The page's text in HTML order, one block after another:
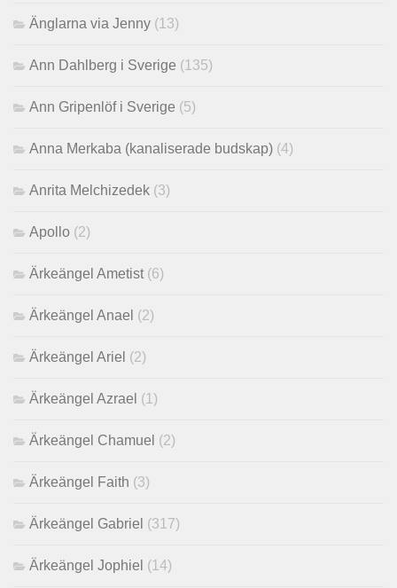
Änglarna via Jenny (13)
Ann Dahlberg i Sverige (135)
Ann Gripenlöf i Sverige (5)
Anna Merkaba (kanaliserade budskap) (4)
Anrita Melchizedek (3)
Apollo (2)
Ärkeängel Ametist (6)
Ärkeängel Anael (2)
Ärkeängel Ariel (2)
Ärkeängel Azrael (1)
Ärkeängel Chamuel (2)
Ärkeängel Faith (3)
Ärkeängel Gabriel (317)
Ärkeängel Jophiel (14)